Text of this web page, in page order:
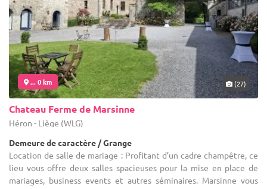
... 0 km (27)
Chateau Ferme de Marsinne
Héron - Liège (WLG)
Demeure de caractère / Grange
Location de salle de mariage : Profitant d’un cadre champêtre, ce
lieu vous offre deux salles spacieuses pour la mise en place de
mariages, business events et autres séminaires. Marsinne vous